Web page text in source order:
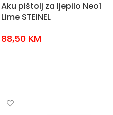
Aku pištolj za ljepilo Neo1
Lime STEINEL
88,50 KM